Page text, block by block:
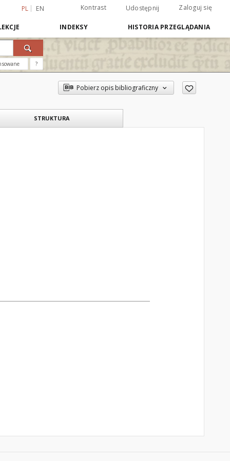
PL EN Kontrast Udostępnij Zaloguj się
INDEKSY HISTORIA PRZEGLĄDANIA
?
Pobierz opis bibliograficzny
STRUKTURA